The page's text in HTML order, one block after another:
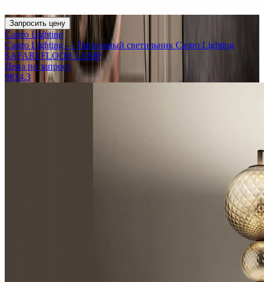
Запросить цену
Castro Lighting
Castro Lighting — Напольный светильник Сastro Lighting
SAFARI FLOOR LAMP
Цена по запросу
9834.3